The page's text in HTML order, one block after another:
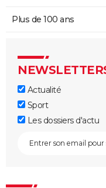
Plus de 100 ans
Actualité
Sport
Les dossiers d'actu